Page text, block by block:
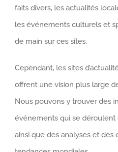
faits divers, les actualités
les événements culturels et
de main sur ces sites.
Cependant, les sites
offrent une vision plus large
Nous pouvons y trouver des
événements qui se déroulent
ainsi que des analyses et des